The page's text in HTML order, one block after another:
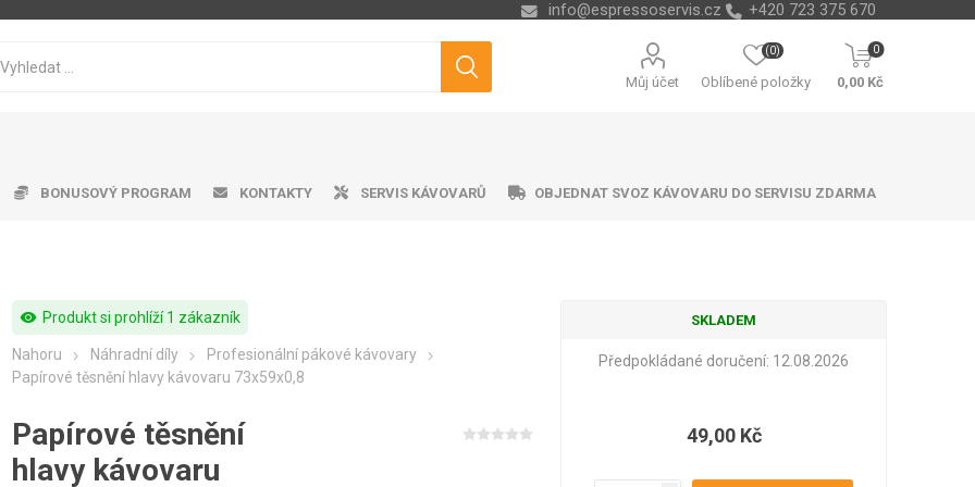
info@espressoservis.cz +420 723 375 670
Můj účet Oblíbené položky
(0) 0
0,00 Kč
pražená káva Značková káva
kávovary Pákové kávovary
ke kávovarům Pěniče mléka
na vodu Výrobník mléčné pěny
professional Čistící prostředky
Cukry Dárkové předměty
Philips Saeco Dr.Coffee Siemens Melitta Cleamen
BONUSOVÝ PROGRAM KONTAKTY SERVIS KÁVOVARŮ OBJEDNAT SVOZ KÁVOVARU DO SERVISU ZDARMA
visibility Produkt si prohlíží 1 zákazník
Nahoru Náhradní díly
Profesionální pákové kávovary
Papírové těsnění hlavy kávovaru 73x59x0,8
Papírové těsnění
hlavy kávovaru
SKLADEM
Předpokládané doručení: 12.08.2026
49,00 Kč